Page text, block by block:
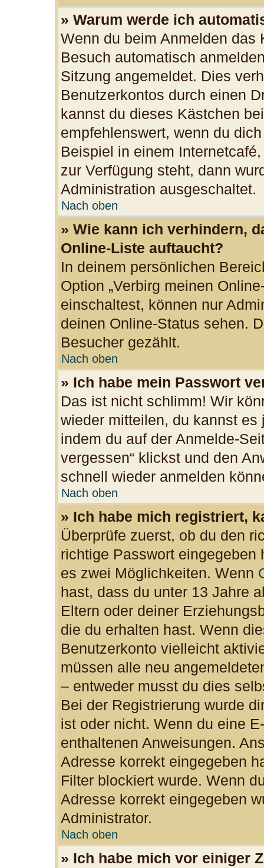
» Warum werde ich
Wenn du beim Anmelden das
Besuch automatisch
Sitzung angemeldet. Dies
Benutzerkontos durch einen
kannst du dieses Kästchen
empfehlenswert, wenn du
Beispiel in einem
zur Verfügung steht, dann
Administration ausgeschaltet.
Nach oben
» Wie kann ich verhindern,
Online-Liste auftaucht?
In deinem persönlichen
Option „Verbirg meinen
einschaltest, können nur
deinen Online-Status sehen.
Besucher gezählt.
Nach oben
» Ich habe mein Passwort
Das ist nicht schlimm! Wir
wieder mitteilen, du kannst
indem du auf der Anmelde-
vergessen“ klickst und den
schnell wieder anmelden
Nach oben
» Ich habe mich registriert,
Überprüfe zuerst, ob du den
richtige Passwort
es zwei Möglichkeiten. Wenn
hast, dass du unter 13 Jahre
Eltern oder deiner
die du erhalten hast. Wenn
Benutzerkonto vielleicht
müssen alle neu
– entweder musst du dies
Bei der Registrierung wurde
ist oder nicht. Wenn du eine
enthaltenen Anweisungen.
Adresse korrekt eingegeben
Filter blockiert wurde. Wenn
Adresse korrekt eingegeben
Administrator.
Nach oben
» Ich habe mich vor einiger